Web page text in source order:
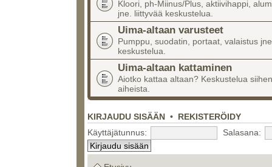
Kloori, ph-Miinus/Plus, aktiivihappi,
jne. liittyvää keskustelua.
Uima-altaan varusteet
Pumppu, suodatin, portaat, valaistus
keskustelua.
Uima-altaan kattaminen
Aiotko kattaa altaan? Keskustelua
aiheista.
KIRJAUDU SISÄÄN • REKISTERÖIDY
Käyttäjätunnus: Salasana: